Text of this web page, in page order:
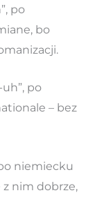
po
bo
po
– bez
niemiecku
z nim dobrze,